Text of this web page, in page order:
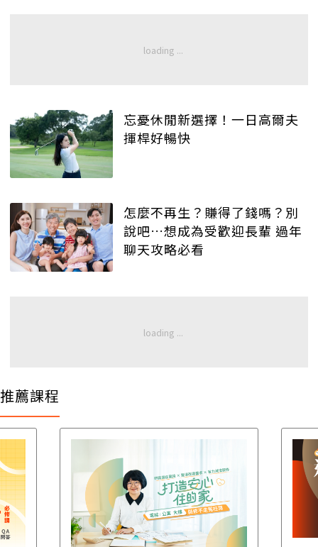
忘憂休閒新選擇！一日高爾夫
揮桿好暢快
怎麼不再生？賺得了錢嗎？別
說吧…想成為受歡迎長輩 過年
聊天攻略必看
推薦課程